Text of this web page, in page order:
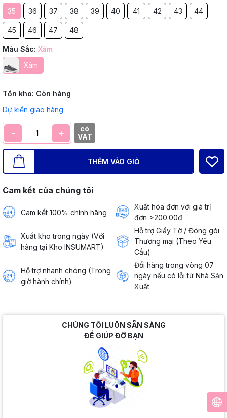
35
36 37 38 39 40 41 42 43 44
45 46 47 48
Màu Sắc: Xám
Xám
Tồn kho: Còn hàng
Dự kiến giao hàng
- +
có
VAT
THÊM VÀO GIỎ
Cam kết của chúng tôi
Cam kết 100% chính hãng
Xuất hóa đơn với giá trị
đơn >200.00đ
Xuất kho trong ngày (Với
hàng tại Kho INSUMART)
Hỗ trợ Giấy Tờ / Đóng gói
Thương mại (Theo Yêu
Cầu)
Hỗ trợ nhanh chóng (Trong
giờ hành chính)
Đổi hàng trong vòng 07
ngày nếu có lỗi từ Nhà Sản
Xuất
CHÚNG TÔI LUÔN SẴN SÀNG
ĐỂ GIÚP ĐỠ BẠN